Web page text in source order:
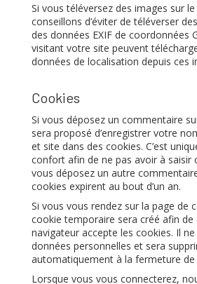
Si vous téléversez des images sur
conseillons d’éviter de téléverser
des données EXIF de coordonnées
visitant votre site peuvent
données de localisation depuis ces
Cookies
Si vous déposez un commentaire
sera proposé d’enregistrer votre
et site dans des cookies. C’est
confort afin de ne pas avoir à saisir
vous déposez un autre
cookies expirent au bout d’un an.
Si vous vous rendez sur la page de
cookie temporaire sera créé afin
navigateur accepte les cookies. Il
données personnelles et sera
automatiquement à la fermeture
Lorsque vous vous connecterez,